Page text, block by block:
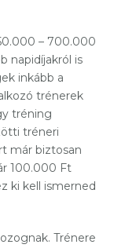
– 700.000
napidíjakról is
inkább a
trénerek
tréning
tréneri
már biztosan
100.000 Ft
ki kell ismerned
Trénere